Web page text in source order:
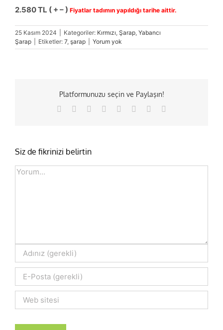
2.580 TL ( + – ) Fiyatlar tadımın yapıldığı tarihe aittir.
25 Kasım 2024 Kategoriler: Kırmızı, Şarap, Yabancı
Şarap
Etiketler: 7, şarap Yorum yok
Platformunuzu seçin ve Paylaşın!
Facebook Reddit LinkedIn
TumblrPinterest
Siz de fikrinizi belirtin
Comment